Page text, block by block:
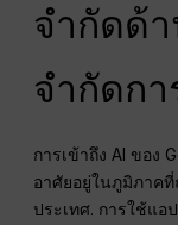
จำกัดด้
จำกัดก
การเข้าถึง AI ของ
อาศัยอยู่ในภูมิภาค
ประเทศ. การใช้แอ